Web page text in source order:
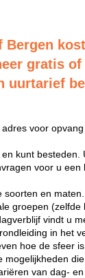
Bergen
gratis
uurtarief
voor
kunt besteden.
voor u een
soorten en
groepen (zelfde
vindt u
in het
hoe de sfeer
mogelijkheden
van dag- en